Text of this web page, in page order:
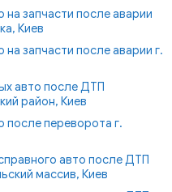
на запчасти после аварии
Киев
на запчасти после аварии г.
авто после ДТП
район, Киев
после переворота г.
авто после ДТП
массив, Киев